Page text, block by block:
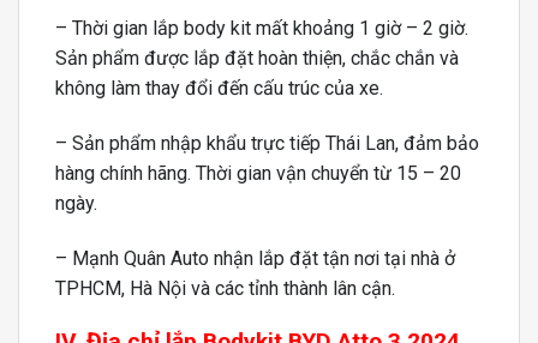
– Thời gian lắp body kit mất khoảng 1 giờ – 2 giờ.
Sản phẩm được lắp đặt hoàn thiện, chắc chắn và
không làm thay đổi đến cấu trúc của xe.
– Sản phẩm nhập khẩu trực tiếp Thái Lan, đảm bảo
hàng chính hãng. Thời gian vận chuyển từ 15 – 20
ngày.
– Mạnh Quân Auto nhận lắp đặt tận nơi tại nhà ở
TPHCM, Hà Nội và các tỉnh thành lân cận.